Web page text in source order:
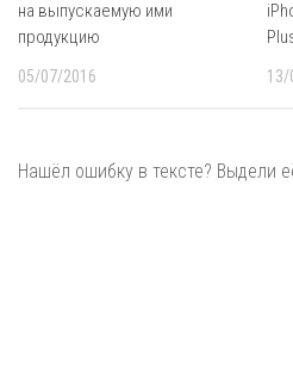
на выпускаемую ими
продукцию
05/07/2016 13/
Нашёл ошибку в тексте? Выдели